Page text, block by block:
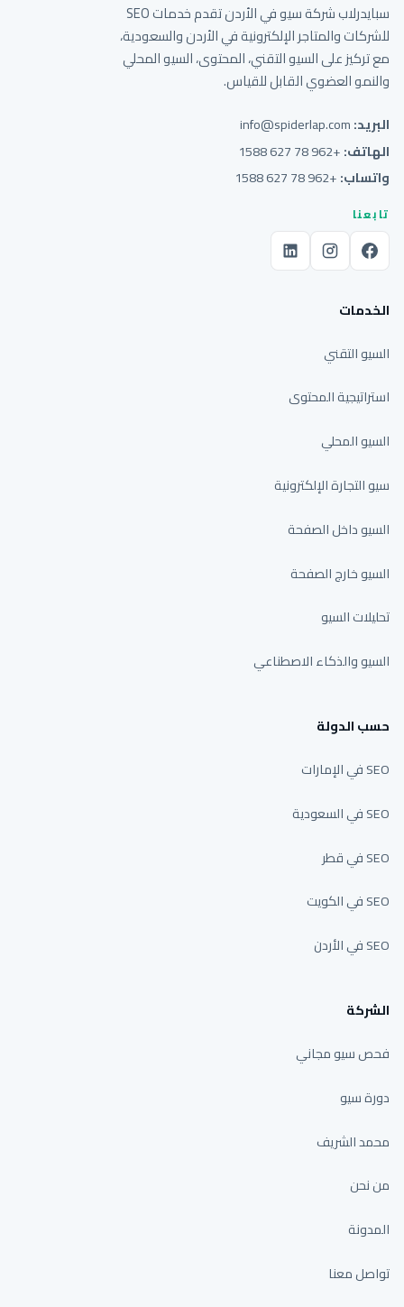
سبايدرلاب شركة سيو في الأردن تقدم خدمات SEO
للشركات والمتاجر الإلكترونية في الأردن والسعودية،
مع تركيز على السيو التقني، المحتوى، السيو المحلي
والنمو العضوي القابل للقياس.
البريد:info@spiderlap.com
الهاتف:+962 78 627 1588
واتساب:+962 78 627 1588
تابعنا
الخدمات
السيو التقني
استراتيجية المحتوى
السيو المحلي
سيو التجارة الإلكترونية
السيو داخل الصفحة
السيو خارج الصفحة
تحليلات السيو
السيو والذكاء الاصطناعي
حسب الدولة
SEO في الإمارات
SEO في السعودية
SEO في قطر
SEO في الكويت
SEO في الأردن
الشركة
فحص سيو مجاني
دورة سيو
محمد الشريف
من نحن
المدونة
تواصل معنا